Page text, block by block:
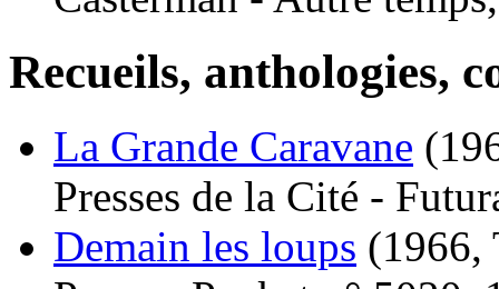
Recueils, anthologies,
La Grande Caravane
Presses de la Cité -
Demain les loups (1966,